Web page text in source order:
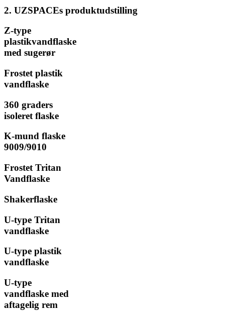
2. UZSPACEs produktudstilling
Z-type
plastikvandflaske
med sugerør
Frostet plastik
vandflaske
360 graders
isoleret flaske
K-mund flaske
9009/9010
Frostet Tritan
Vandflaske
Shakerflaske
U-type Tritan
vandflaske
U-type plastik
vandflaske
U-type
vandflaske med
aftagelig rem